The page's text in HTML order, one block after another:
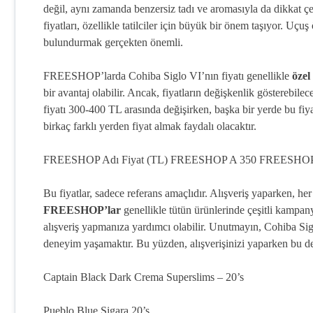
değil, aynı zamanda benzersiz tadı ve aromasıyla da
fiyatları, özellikle tatilciler için büyük bir önem taşıyor. Uçuş
bulundurmak gerçekten önemli.
FREESHOP’larda Cohiba Siglo VI’nın fiyatı genellikle
bir avantaj olabilir. Ancak, fiyatların değişkenlik
fiyatı 300-400 TL arasında değişirken, başka bir yerde bu
birkaç farklı yerden fiyat almak faydalı olacaktır.
FREESHOP Adı Fiyat (TL) FREESHOP A 350
Bu fiyatlar, sadece referans amaçlıdır. Alışveriş yaparken,
FREESHOP’lar genellikle tütün ürünlerinde çeşitli
alışveriş yapmanıza yardımcı olabilir. Unutmayın, Cohiba
deneyim yaşamaktır. Bu yüzden, alışverişinizi yaparken bu
Captain Black Dark Crema Superslims – 20’s
Pueblo Blue Sigara 20’s